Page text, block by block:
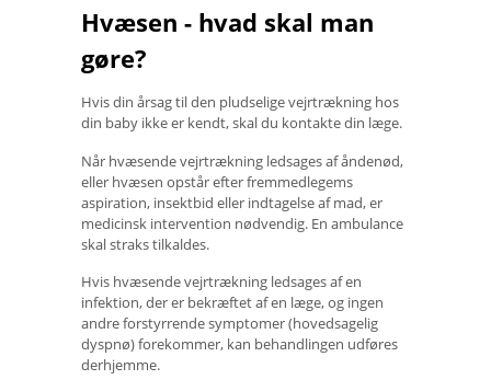
Hvæsen - hvad skal man
gøre?
Hvis din årsag til den pludselige vejrtrækning hos
din baby ikke er kendt, skal du kontakte din læge.
Når hvæsende vejrtrækning ledsages af åndenød,
eller hvæsen opstår efter fremmedlegems
aspiration, insektbid eller indtagelse af mad, er
medicinsk intervention nødvendig. En ambulance
skal straks tilkaldes.
Hvis hvæsende vejrtrækning ledsages af en
infektion, der er bekræftet af en læge, og ingen
andre forstyrrende symptomer (hovedsagelig
dyspnø) forekommer, kan behandlingen udføres
derhjemme.